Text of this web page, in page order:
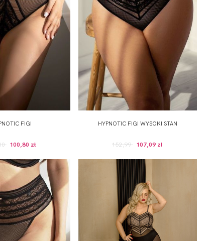
FIGI
100,80 zł
HYPNOTIC FIGI WYSOKI STAN
152,99 107,09 zł